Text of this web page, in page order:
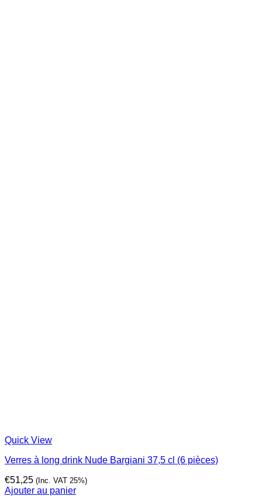
Quick View
Verres à long drink Nude Bargiani 37,5 cl (6 pièces)
€51,25 (Inc. VAT 25%)
Ajouter au panier